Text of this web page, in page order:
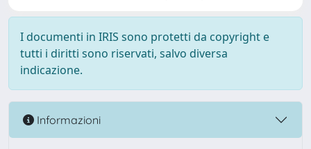
I documenti in IRIS sono protetti da copyright e
tutti i diritti sono riservati, salvo diversa
indicazione.
Informazioni